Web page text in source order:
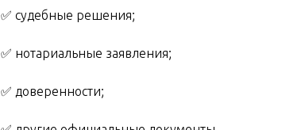
✅ судебные решения;
✅ нотариальные заявления;
✅ доверенности;